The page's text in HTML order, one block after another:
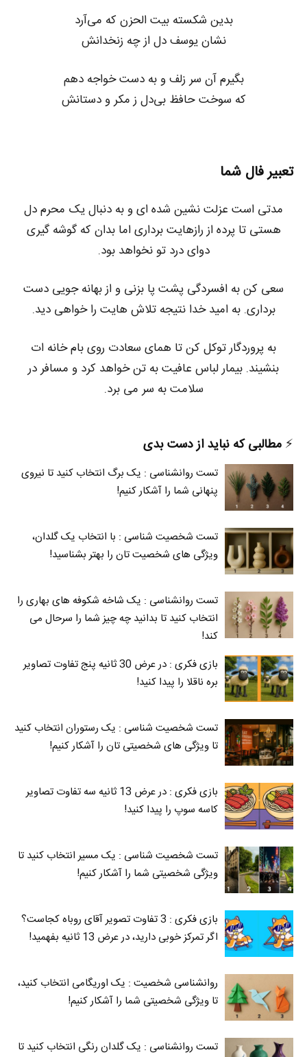
بدین شکسته بیت الحزن که می‌آرد
نشان یوسف دل از چه زنخدانش
بگیرم آن سر زلف و به دست خواجه دهم
که سوخت حافظ بی‌دل ز مکر و دستانش
تعبیر فال شما
مدتی است عزلت نشین شده ای و به دنبال یک محرم دل
هستی تا پرده از رازهایت برداری اما بدان که گوشه گیری
دوای درد تو نخواهد بود.
سعی کن به افسردگی پشت پا بزنی و از بهانه جویی دست
برداری. به امید خدا نتیجه تلاش هایت را خواهی دید.
به پروردگار توکل کن تا همای سعادت روی بام خانه ات
بنشیند. بیمار لباس عافیت به تن خواهد کرد و مسافر در
سلامت به سر می برد.
⚡️ مطالبی که نباید از دست بدی
تست روانشناسی : یک برگ انتخاب کنید تا نیروی
پنهانی شما را آشکار کنیم!
تست شخصیت شناسی : با انتخاب یک گلدان،
ویژگی های شخصیت تان را بهتر بشناسید!
تست روانشناسی : یک شاخه شکوفه های بهاری را
انتخاب کنید تا بدانید چه چیز شما را سرحال می‌
کند!
بازی فکری : در عرض 30 ثانیه پنج تفاوت تصاویر
بره ناقلا را پیدا کنید!
تست شخصیت شناسی : یک رستوران انتخاب کنید
تا ویژگی های شخصیتی تان را آشکار کنیم!
بازی فکری : در عرض 13 ثانیه سه تفاوت تصاویر
کاسه‌ سوپ را پیدا کنید!
تست شخصیت شناسی : یک مسیر انتخاب کنید تا
ویژگی شخصیتی شما را آشکار کنیم!
بازی فکری : 3 تفاوت تصویر آقای روباه کجاست؟
اگر تمرکز خوبی دارید، در عرض 13 ثانیه بفهمید!
روانشناسی شخصیت : یک اوریگامی انتخاب کنید،
تا ویژگی شخصیتی شما را آشکار کنیم!
تست روانشناسی : یک گلدان رنگی انتخاب کنید تا